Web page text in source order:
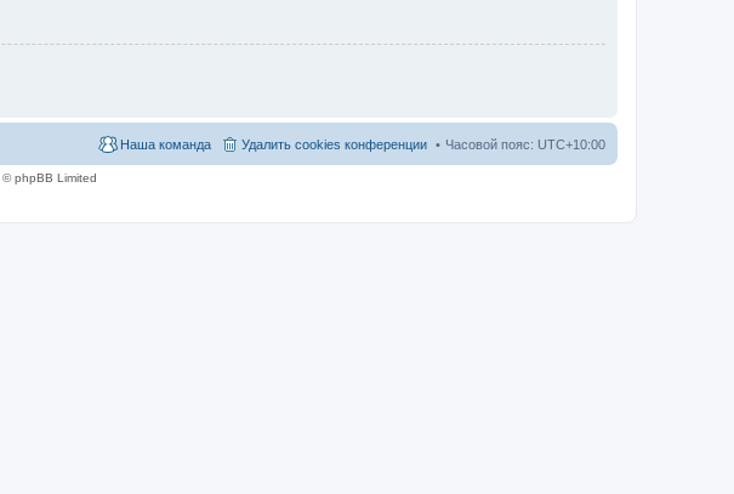
Часовой пояс: UTC+10:00
Удалить cookies конференции
Наша команда
phpBB Limited